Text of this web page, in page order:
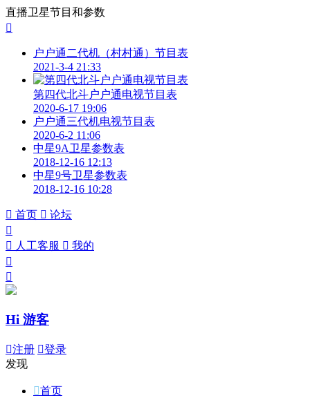
直播卫星节目和参数

户户通二代机（村村通）节目表
2021-3-4 21:33
第四代北斗户户通电视节目表
2020-6-17 19:06
户户通三代机电视节目表
2020-6-2 11:06
中星9A卫星参数表
2018-12-16 12:13
中星9号卫星参数表
2018-12-16 10:28
 首页  论坛

 人工客服  我的


Hi 游客
注册 登录
发现
首页